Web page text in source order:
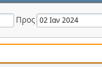
Προς